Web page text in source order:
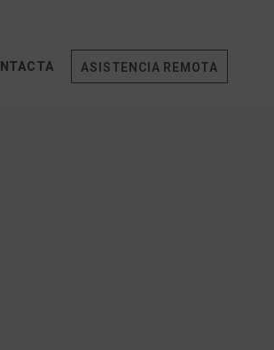
ASISTENCIA REMOTA